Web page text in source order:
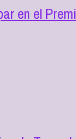
en el